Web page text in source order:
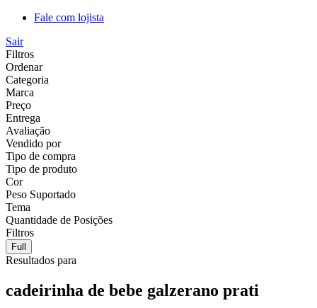
Fale com lojista
Sair
Filtros
Ordenar
Categoria
Marca
Preço
Entrega
Avaliação
Vendido por
Tipo de compra
Tipo de produto
Cor
Peso Suportado
Tema
Quantidade de Posições
Filtros
Full
Resultados para
cadeirinha de bebe galzerano prati